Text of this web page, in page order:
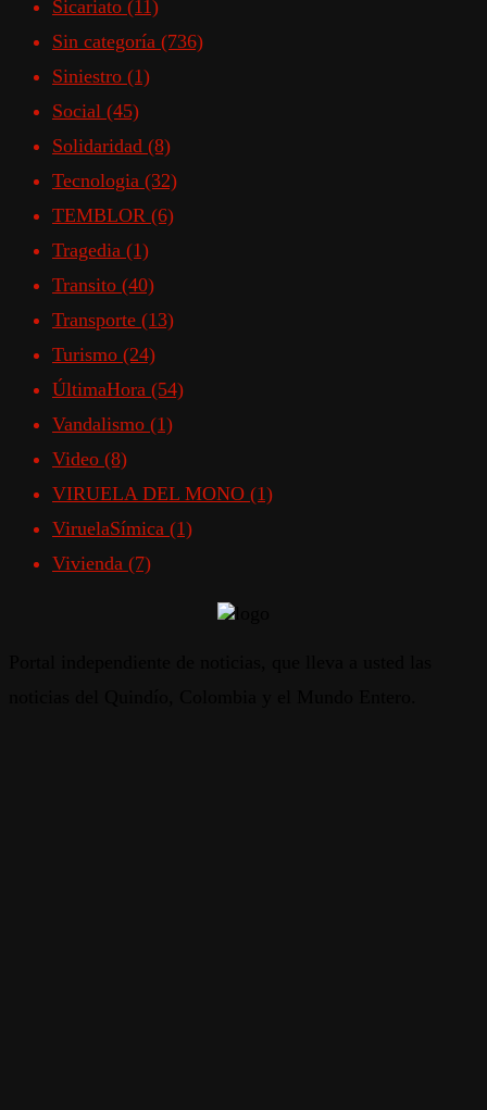
Sicariato (11)
Sin categoría (736)
Siniestro (1)
Social (45)
Solidaridad (8)
Tecnologia (32)
TEMBLOR (6)
Tragedia (1)
Transito (40)
Transporte (13)
Turismo (24)
ÚltimaHora (54)
Vandalismo (1)
Video (8)
VIRUELA DEL MONO (1)
ViruelaSímica (1)
Vivienda (7)